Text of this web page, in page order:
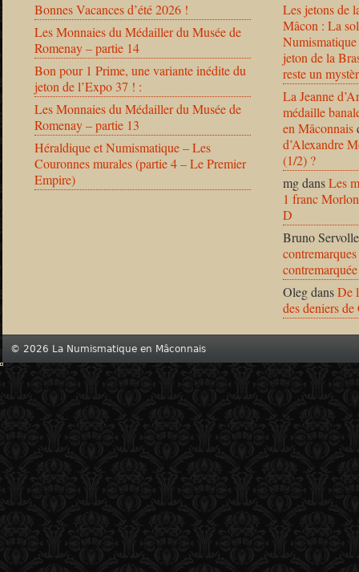
Bonnes Vacances d’été 2026 !
Les Monnaies du Médailler du Musée de
Romenay – partie 14
Bon pour 1 Prime, une variante inédite du
jeton de l’Expo 37 ! :
Les Monnaies du Médailler du Musée de
Romenay – partie 13
Héraldique et Numismatique – Les
Couronnes murales (partie 4 – Le Premier
Empire)
Les jetons de
Mâcon : La
jeton de la
reste un
La Jeanne
médaille
en Mâconnais
d’Alexandre
(1/2) ?
mgdansLes
1 franc
D
Bruno Servolle
OlegdansDe
des deniers
© 2026 La Numismatique en Mâconnais